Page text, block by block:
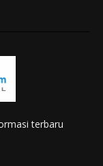
terbaru